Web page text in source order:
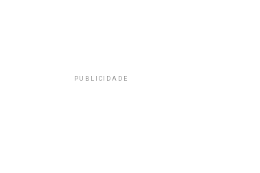
PUBLICIDADE